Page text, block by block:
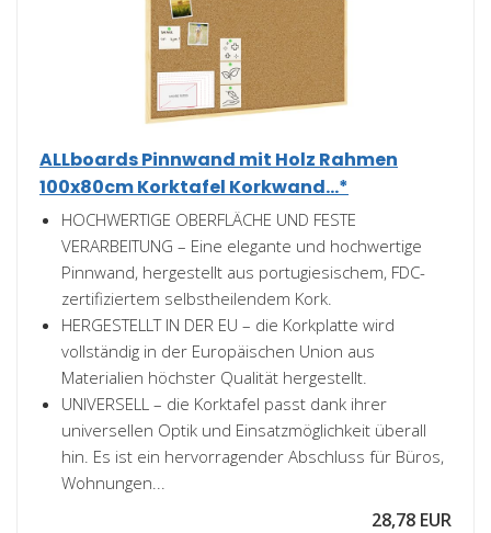
ALLboards Pinnwand mit Holz Rahmen
100x80cm Korktafel Korkwand...*
HOCHWERTIGE OBERFLÄCHE UND FESTE
VERARBEITUNG – Eine elegante und hochwertige
Pinnwand, hergestellt aus portugiesischem, FDC-
zertifiziertem selbstheilendem Kork.
HERGESTELLT IN DER EU – die Korkplatte wird
vollständig in der Europäischen Union aus
Materialien höchster Qualität hergestellt.
UNIVERSELL – die Korktafel passt dank ihrer
universellen Optik und Einsatzmöglichkeit überall
hin. Es ist ein hervorragender Abschluss für Büros,
Wohnungen...
28,78 EUR